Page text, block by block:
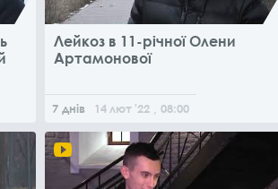
Лейкоз в 11-річної Олени
Артамонової
7 днів 14 лют '22 , 08:00